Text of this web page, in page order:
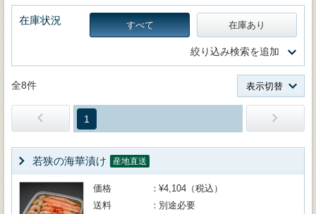
在庫状況 すべて 在庫あり
絞り込み検索を追加
全8件 表示切替
1
若狭の海華漬け 産地直送
価格
¥4,104（税込）
送料
別途必要